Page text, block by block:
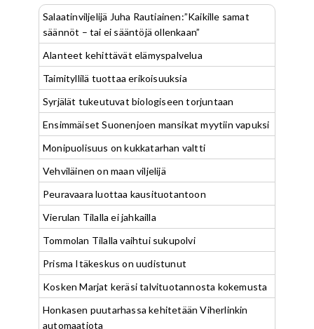
Salaatinviljelijä Juha Rautiainen:”Kaikille samat
säännöt – tai ei sääntöjä ollenkaan”
Alanteet kehittävät elämyspalvelua
Taimityllilä tuottaa erikoisuuksia
Syrjälät tukeutuvat biologiseen torjuntaan
Ensimmäiset Suonenjoen mansikat myytiin vapuksi
Monipuolisuus on kukkatarhan valtti
Vehviläinen on maan viljelijä
Peuravaara luottaa kausituotantoon
Vierulan Tilalla ei jahkailla
Tommolan Tilalla vaihtui sukupolvi
Prisma Itäkeskus on uudistunut
Kosken Marjat keräsi talvituotannosta kokemusta
Honkasen puutarhassa kehitetään Viherlinkin
automaatiota